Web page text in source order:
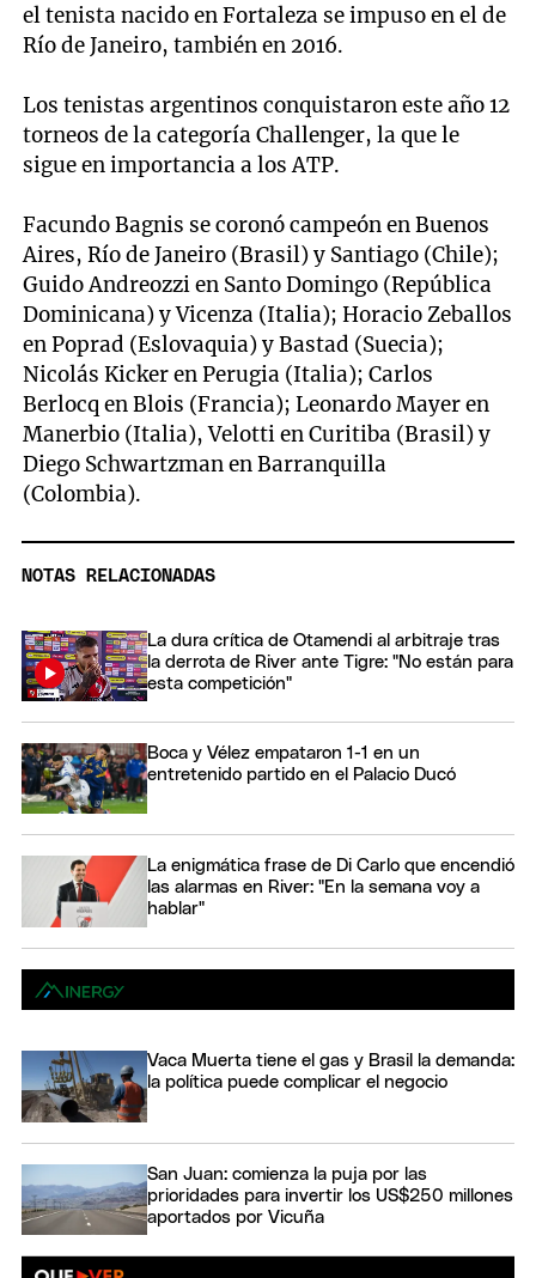
el tenista nacido en Fortaleza se impuso en el de
Río de Janeiro, también en 2016.
Los tenistas argentinos conquistaron este año 12
torneos de la categorí­a Challenger, la que le
sigue en importancia a los ATP.
Facundo Bagnis se coronó campeón en Buenos
Aires, Río de Janeiro (Brasil) y Santiago (Chile);
Guido Andreozzi en Santo Domingo (República
Dominicana) y Vicenza (Italia); Horacio Zeballos
en Poprad (Eslovaquia) y Bastad (Suecia);
Nicolás Kicker en Perugia (Italia); Carlos
Berlocq en Blois (Francia); Leonardo Mayer en
Manerbio (Italia), Velotti en Curitiba (Brasil) y
Diego Schwartzman en Barranquilla
(Colombia).
NOTAS RELACIONADAS
La dura crítica de Otamendi al arbitraje tras
la derrota de River ante Tigre: "No están para
esta competición"
Boca y Vélez empataron 1-1 en un
entretenido partido en el Palacio Ducó
La enigmática frase de Di Carlo que encendió
las alarmas en River: "En la semana voy a
hablar"
Vaca Muerta tiene el gas y Brasil la demanda:
la política puede complicar el negocio
San Juan: comienza la puja por las
prioridades para invertir los US$250 millones
aportados por Vicuña